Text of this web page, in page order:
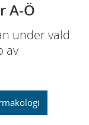
A-Ö
under vald
av